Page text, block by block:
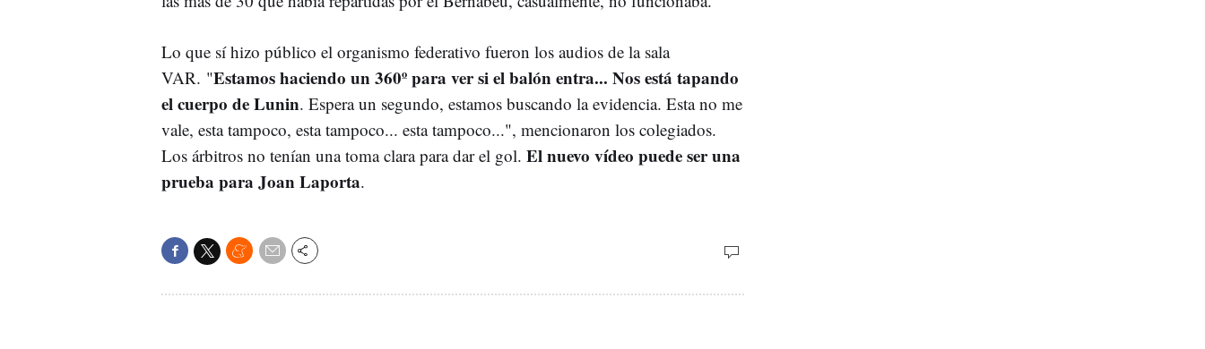
Lo que sí hizo público el organismo federativo fueron los audios de la sala
VAR. "Estamos haciendo un 360º para ver si el balón entra... Nos está tapando
el cuerpo de Lunin. Espera un segundo, estamos buscando la evidencia. Esta no me
vale, esta tampoco, esta tampoco... esta tampoco...", mencionaron los colegiados.
Los árbitros no tenían una toma clara para dar el gol. El nuevo vídeo puede ser una
prueba para Joan Laporta.